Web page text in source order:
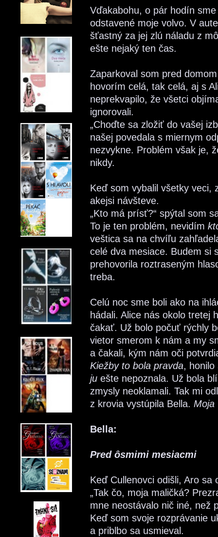
Vďakabohu, o pár hodín
odstavené moje volvo. V
šťastný za jej zlú náladu z
ešte nejaký ten čas.
Zaparkoval som pred
hovorím celá, tak celá, aj s
neprekvapilo, že všetci
ignorovali.
„Choďte sa zložiť do vašej
našej povedala s miernym
nezvykne. Problém však je,
nikdy.
Keď som vybalil všetky veci,
akejsi návšteve.
„Kto má prísť?“ spýtal som
To je ten problém, nevidím
veštica sa na chvíľu
celé dva mesiace. Budem si
prehovorila roztraseným
treba.
Celú noc sme boli ako na
hádali. Alice nás okolo tretej
čakať. Už bolo počuť rýchly
vietor smerom k nám a my
a čakali, kým nám oči
Kiežby to bola pravda, honilo
ju ešte nepoznala. Už bola
zmysly neoklamali. Tak mi
z krovia vystúpila Bella. Moja
Bella:
Pred ôsmimi mesiacmi
Keď Cullenovci odišli, Aro sa
„Tak čo, moja maličká?
mne neostávalo nič iné, než
Keď som svoje rozprávanie
a priblbo sa usmieval.